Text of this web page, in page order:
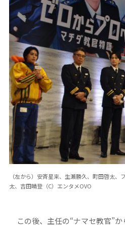
（左から）安斉星来、生瀬勝久、町田啓太
太、吉田晴登（C）エンタメOVO
この後、主任の“ナマセ教官”